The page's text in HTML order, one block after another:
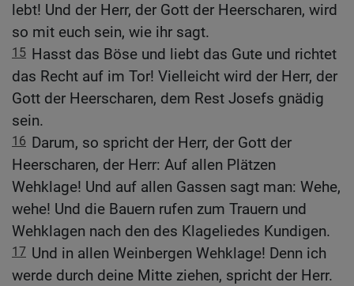
lebt! Und der Herr, der Gott der Heerscharen, wird
so mit euch sein, wie ihr sagt.
15 Hasst das Böse und liebt das Gute und richtet
das Recht auf im Tor! Vielleicht wird der Herr, der
Gott der Heerscharen, dem Rest Josefs gnädig
sein.
16 Darum, so spricht der Herr, der Gott der
Heerscharen, der Herr: Auf allen Plätzen
Wehklage! Und auf allen Gassen sagt man: Wehe,
wehe! Und die Bauern rufen zum Trauern und
Wehklagen nach den des Klageliedes Kundigen.
17 Und in allen Weinbergen Wehklage! Denn ich
werde durch deine Mitte ziehen, spricht der Herr.